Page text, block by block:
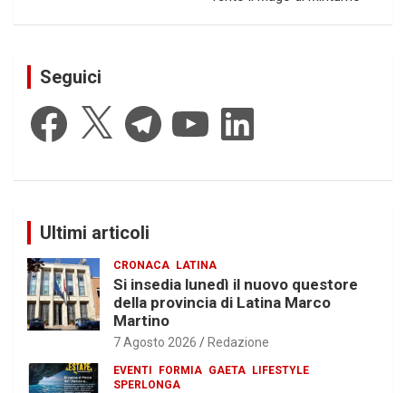
Seguici
Facebook Telegram YouTube LinkedIn
Ultimi articoli
CRONACA LATINA
Si insedia lunedì il nuovo questore
della provincia di Latina Marco
Martino
7 Agosto 2026 Redazione
EVENTI FORMIA GAETA LIFESTYLE
SPERLONGA